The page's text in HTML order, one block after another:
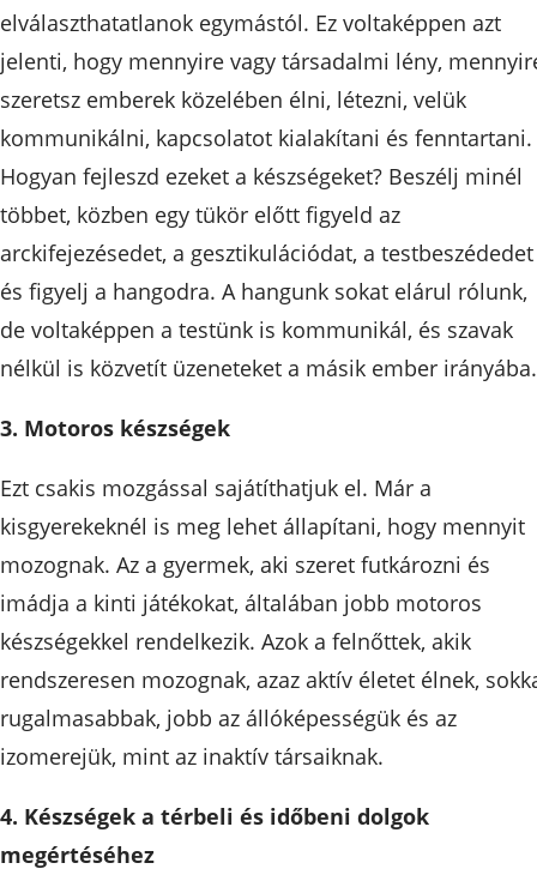
elválaszthatatlanok egymástól. Ez voltaképpen azt
jelenti, hogy mennyire vagy társadalmi lény,
szeretsz emberek közelében élni, létezni, velük
kommunikálni, kapcsolatot kialakítani és fenntartani.
Hogyan fejleszd ezeket a készségeket? Beszélj minél
többet, közben egy tükör előtt figyeld az
arckifejezésedet, a gesztikulációdat, a testbeszédedet
és figyelj a hangodra. A hangunk sokat elárul rólunk,
de voltaképpen a testünk is kommunikál, és szavak
nélkül is közvetít üzeneteket a másik ember irányába.
3. Motoros készségek
Ezt csakis mozgással sajátíthatjuk el. Már a
kisgyerekeknél is meg lehet állapítani, hogy mennyit
mozognak. Az a gyermek, aki szeret futkározni és
imádja a kinti játékokat, általában jobb motoros
készségekkel rendelkezik. Azok a felnőttek, akik
rendszeresen mozognak, azaz aktív életet élnek,
rugalmasabbak, jobb az állóképességük és az
izomerejük, mint az inaktív társaiknak.
4. Készségek a térbeli és időbeni dolgok
megértéséhez